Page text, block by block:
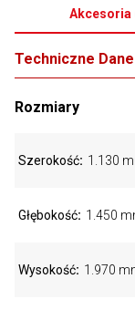
Akcesoria
Techniczne Dane
Rozmiary
Szerokość 1.130
Głębokość 1.450
Wysokość 1.970